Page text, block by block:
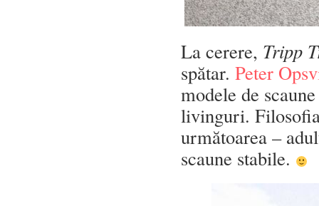
La cerere, Tripp
spătar. Peter
modele de
livinguri.
următoarea –
scaune stabile.